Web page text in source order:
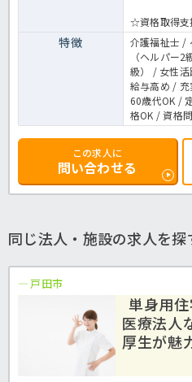
☆資格取得支
特徴
介護福祉士 /
（ヘルパー
級） / 女性活
給与高め /
60歳代OK /
格OK / 資格
この求人に
問い合わせる
同じ法人・施設の求人を探
戸田市
単身用
医療法人
厚生が魅